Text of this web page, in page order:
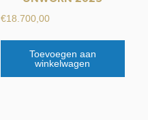
€18.700,00
Toevoegen aan
winkelwagen